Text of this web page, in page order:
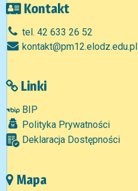
Kontakt
tel. 42 633 26 52
kontakt@pm12.elodz.edu.pl
Linki
BIP
Polityka Prywatności
Deklaracja Dostępności
Mapa